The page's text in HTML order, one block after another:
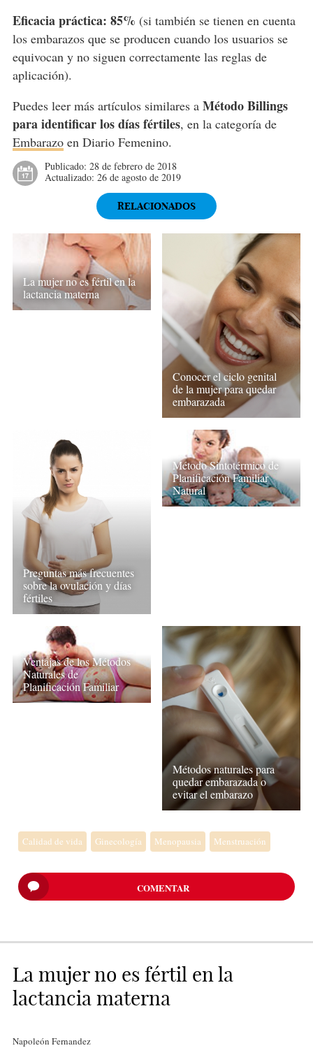
Eficacia práctica: 85% (si también se tienen en cuenta
los embarazos que se producen cuando los usuarios se
equivocan y no siguen correctamente las reglas de
aplicación).
Puedes leer más artículos similares a Método Billings
para identificar los días fértiles, en la categoría de
Embarazoen Diario Femenino.
Publicado: 28 de febrero de 2018
Actualizado: 26 de agosto de 2019
RELACIONADOS
La mujer no es fértil en la
lactancia materna
Conocer el ciclo genital
de la mujer para quedar
embarazada
Preguntas más frecuentes
sobre la ovulación y días
fértiles
Método Sintotérmico de
Planificación Familiar
Natural
Ventajas de los Métodos
Naturales de
Planificación Familiar
Métodos naturales para
quedar embarazada o
evitar el embarazo
Calidad de vida Ginecología Menopausia Menstruación
COMENTAR
La mujer no es fértil en la
lactancia materna
Napoleón Fernandez